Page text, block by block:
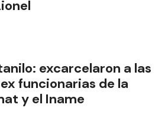
excarcelaron a las
funcionarias de la
y el Iname